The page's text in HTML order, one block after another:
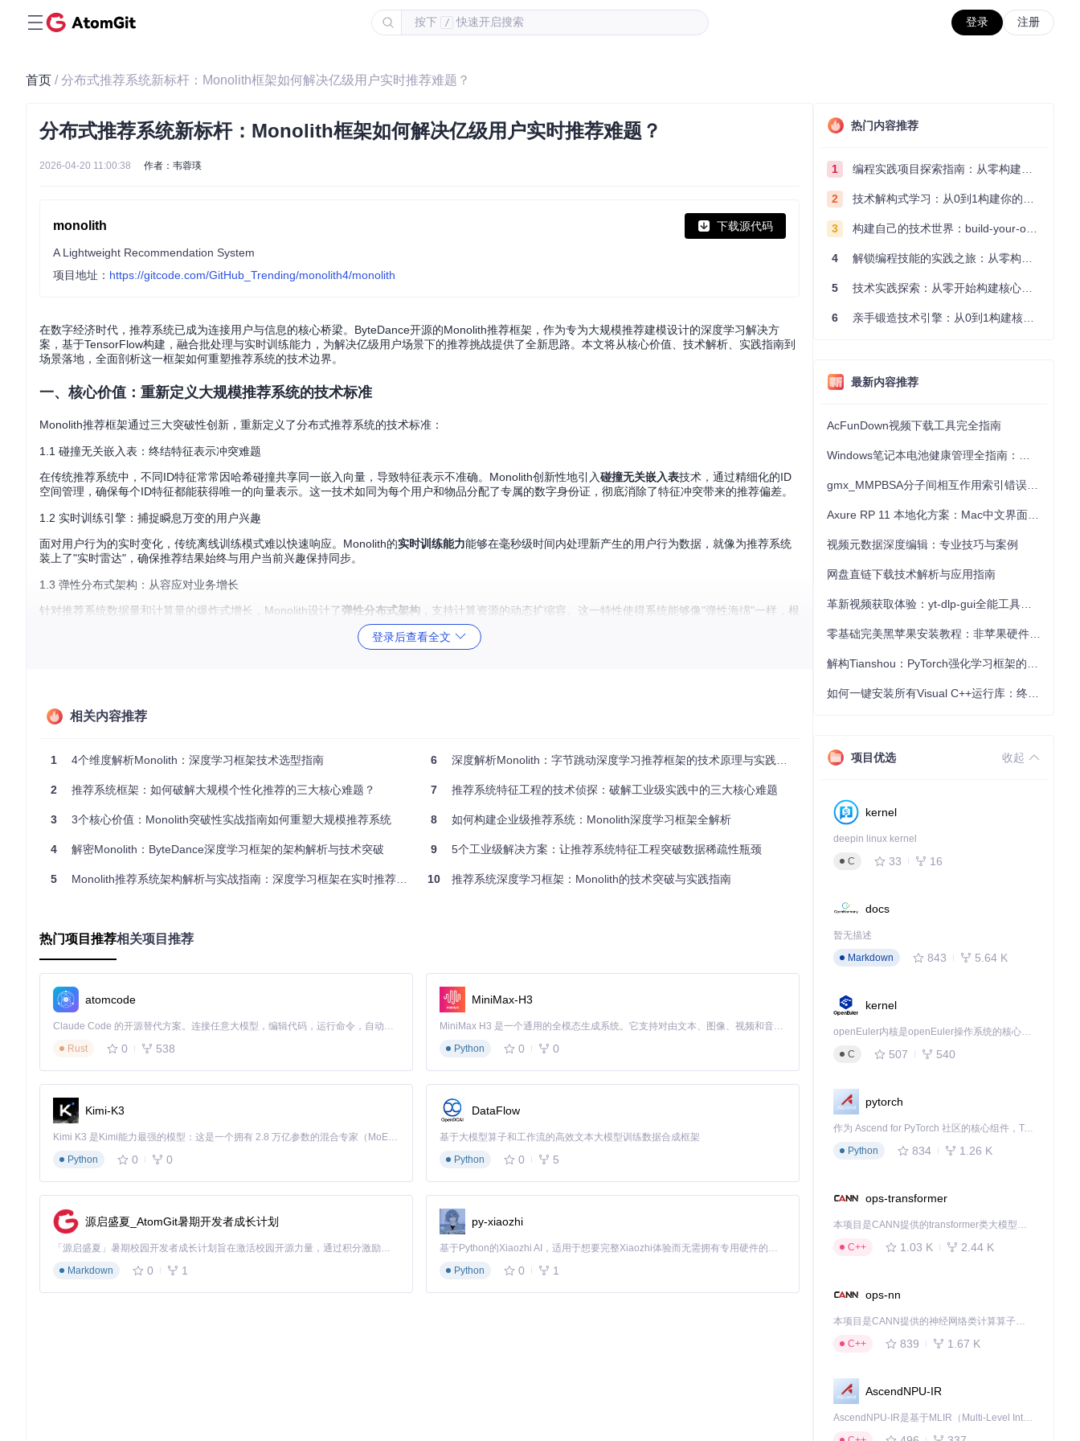
按下 / 快速开启搜索 登录 注册
首页 / 分布式推荐系统新标杆：Monolith框架如何解决亿级用户实时推荐难题？
分布式推荐系统新标杆：Monolith框架如何解决亿级用户实时推荐难题？
2026-04-20 11:00:38 作者：韦蓉瑛
monolith 下载源代码
A Lightweight Recommendation System
项目地址： https://gitcode.com/GitHub_Trending/monolith4/monolith
在数字经济时代，推荐系统已成为连接用户与信息的核心桥梁。ByteDance开源的Monolith推荐框架，作为专为大规模推荐建模设计的深度学习解决方
案，基于TensorFlow构建，融合批处理与实时训练能力，为解决亿级用户场景下的推荐挑战提供了全新思路。本文将从核心价值、技术解析、实践指南到
场景落地，全面剖析这一框架如何重塑推荐系统的技术边界。
一、核心价值：重新定义大规模推荐系统的技术标准
Monolith推荐框架通过三大突破性创新，重新定义了分布式推荐系统的技术标准：
1.1 碰撞无关嵌入表：终结特征表示冲突难题
在传统推荐系统中，不同ID特征常常因哈希碰撞共享同一嵌入向量，导致特征表示不准确。Monolith创新性地引入碰撞无关嵌入表技术，通过精细化的ID
空间管理，确保每个ID特征都能获得唯一的向量表示。这一技术如同为每个用户和物品分配了专属的数字身份证，彻底消除了特征冲突带来的推荐偏差。
1.2 实时训练引擎：捕捉瞬息万变的用户兴趣
面对用户行为的实时变化，传统离线训练模式难以快速响应。Monolith的实时训练能力能够在毫秒级时间内处理新产生的用户行为数据，就像为推荐系统
装上了"实时雷达"，确保推荐结果始终与用户当前兴趣保持同步。
1.3 弹性分布式架构：从容应对业务增长
针对推荐系统数据量和计算量的爆炸式增长，Monolith设计了弹性分布式架构 ，支持计算资源的动态扩缩容。这一特性使得系统能够像"弹性海绵"一样，根
据业务需求灵活调整计算能力，既避免资源浪费，又确保高峰期性能稳定。
Monolith采用模块化设计，主要由三大核心组件构成：
Monolith架构
┌─────────────────┐     ┌─────────────────┐     ┌─────────────────┐
│   训练服务      │     │   推理服务      │     │   配置管理      │
│ native_training │     │  agent_service  │     │     deploy      │
└────────┬────────┘     └────────┬────────┘     └────────┬────────┘
         │                       │                       │
┌─────────────────┐     ┌─────────────────┐     ┌─────────────────┐
│ 模型参数优化    │     │ 实时响应模块    │     │ 资源调度策略    │
核心代码路径说明：
训练服务核心实现：
部署配置文件：deploy/
2.2 碰撞无关嵌入表工作原理
Monolith的碰撞无关嵌入表通过分层哈希和动态扩容机制实现ID的唯一表示：
内存优化存储
：采用稀疏存储和量化技术，在保证唯一性的同时控制内存占用，使得系统能够高效处理数十亿级别的ID特征。
2.3 实时训练数据流
Monolith的实时训练能力建立在高效的数据处理管道之上：
数据接入层
：通过Kafka等消息队列接收实时用户行为数据
特征处理层：对原始数据进行实时特征提取和转换
模型更新层：采用增量训练方式更新模型参数，避免全量重训
服务同步层
2.4 技术突破点对比
登录后查看全文
相关内容推荐
1 4个维度解析Monolith：深度学习框架技术选型指南
2 推荐系统框架：如何破解大规模个性化推荐的三大核心难题？
3 3个核心价值：Monolith突破性实战指南如何重塑大规模推荐系统
4 解密Monolith：ByteDance深度学习框架的架构解析与技术突破
5 Monolith推荐系统架构解析与实战指南：深度学习框架在实时推荐中的技术突破
6 深度解析Monolith：字节跳动深度学习推荐框架的技术原理与实践指南
7 推荐系统特征工程的技术侦探：破解工业级实践中的三大核心难题
8 如何构建企业级推荐系统：Monolith深度学习框架全解析
9 5个工业级解决方案：让推荐系统特征工程突破数据稀疏性瓶颈
10 推荐系统深度学习框架：Monolith的技术突破与实践指南
热门项目推荐相关项目推荐
atomcode
Claude Code 的开源替代方案。连接任意大模型，编辑代码，运行命令，自动验证 — 全自动执行。用 Rust 构建，极致性能。 ｜ An open-source alternative to Claude Code. Connect any LLM, edit code, run commands, and verify changes — autonomously. Built in Rust for speed. Get Started
Rust
0 538
MiniMax-H3
MiniMax H3 是一个通用的全模态生成系统。它支持对由文本、图像、视频和音频组成的多模态上下文进行统一理解，并能生成分辨率高达 2K、时长可达 15 秒的带原生立体声音频的视频。得益于面向任务泛化的系统设计，H3 在预训练阶段就已具备广泛的多模态上下文理解与生成能力，能够出色地执行复杂的多模态指令。
Python
0 0
Kimi-K3
Kimi K3 是Kimi能力最强的模型：这是一个拥有 2.8 万亿参数的混合专家（MoE）模型，具备原生视觉理解能力，并支持 100 万 token 的上下文窗口。
Python
0 0
DataFlow
基于大模型算子和工作流的高效文本大模型训练数据合成框架
Python
0 5
源启盛夏_AtomGit暑期开发者成长计划
「源启盛夏」暑期校园开发者成长计划旨在激活校园开源力量，通过积分激励、认证扶持、资源倾斜等形式，引导高校组织和开发者完成「入驻 — 建项目 — 做贡献 — 获认证 — 得资源」的完整闭环。无论你是想带领社团入驻平台的组织者，还是希望用代码贡献证明自己的开发者，都能在这里找到属于你的成长路径。
Markdown
0 1
py-xiaozhi
基于Python的Xiaozhi AI，适用于想要完整Xiaozhi体验而无需拥有专用硬件的用户。
Python
0 1
热门内容推荐
1 编程实践项目探索指南：从零构建技术能力体系
2 技术解构式学习：从0到1构建你的编程知识体系
3 构建自己的技术世界：build-your-own-x项目的实践探索指南
4 解锁编程技能的实践之旅：从零构建你的技术世界
5 技术实践探索：从零开始构建核心系统的实践指南
6 亲手锻造技术引擎：从0到1构建核心系统的实践指南
最新内容推荐
AcFunDown视频下载工具完全指南
视频元数据深度编辑：专业技巧与案例
网盘直链下载技术解析与应用指南
项目优选 收起
kernel
deepin linux kernel
C
33 16
docs
暂无描述
Markdown
843 5.64 K
kernel
openEuler内核是openEuler操作系统的核心，既是系统性能与稳定性的基石，也是连接处理器、设备与服务的桥梁。
C
507 540
pytorch
作为 Ascend for PyTorch 社区的核心组件，TorchNPU 是昇腾专为 PyTorch 打造的深度学习适配插件，使 PyTorch 框架能够直接调用昇腾 NPU，为开发者提供昇腾 AI 处理器的超强算力。
Python
834 1.26 K
ops-transformer
本项目是CANN提供的transformer类大模型算子库，实现网络在NPU上加速计算。
C++
1.03 K 2.44 K
ops-nn
本项目是CANN提供的神经网络类计算算子库，实现网络在NPU上加速计算。
C++
839 1.67 K
AscendNPU-IR
AscendNPU-IR是基于MLIR（Multi-Level Intermediate Representation）构建的，面向昇腾亲和算子编译时使用的中间表示，提供昇腾完备表达能力，通过编译优化提升昇腾AI处理器计算效率，支持通过生态框架使能昇腾AI处理器与深度调优